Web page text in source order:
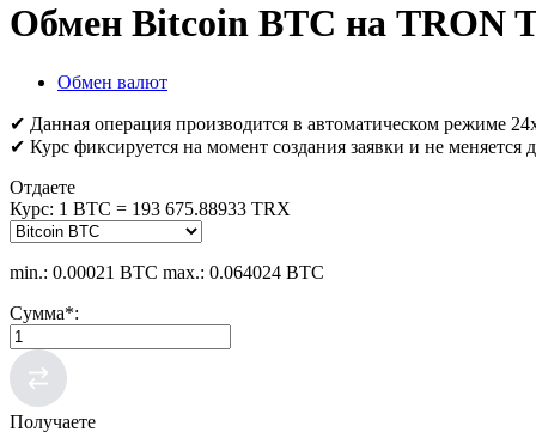
Обмен Bitcoin BTC на TRON
Обмен валют
✔ Данная операция производится в автоматическом режиме
✔ Курс фиксируется на момент создания заявки и не меняется
Отдаете
Курс: 1 BTC = 193 675.88933 TRX
min.: 0.00021 BTC max.: 0.064024 BTC
Сумма*:
Получаете